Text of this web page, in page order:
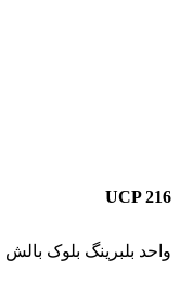
UCP 216
واحد بلبرینگ بلوک بالش